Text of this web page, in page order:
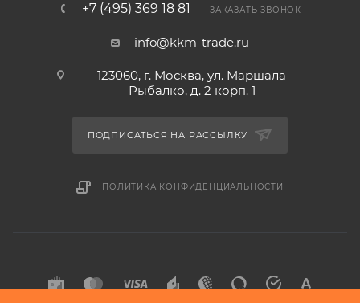
+7 (495) 369 18 81 ЗАКАЗАТЬ ЗВОНОК
info@kkm-trade.ru
123060, г. Москва, ул. Маршала
Рыбалко, д. 2 корп. 1
ПОДПИСАТЬСЯ НА РАССЫЛКУ
ПОЛИТИКА КОНФИДЕНЦИАЛЬНОСТИ